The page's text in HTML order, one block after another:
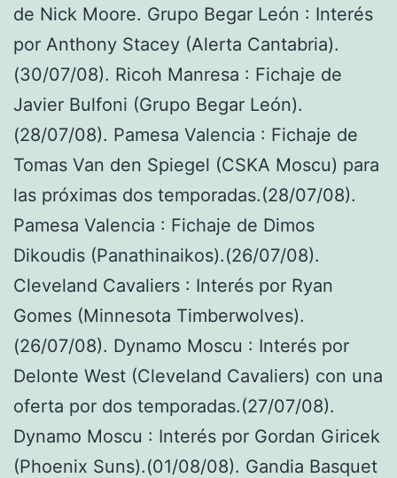
de Nick Moore. Grupo Begar León : Interés
por Anthony Stacey (Alerta Cantabria).
(30/07/08). Ricoh Manresa : Fichaje de
Javier Bulfoni (Grupo Begar León).
(28/07/08). Pamesa Valencia : Fichaje de
Tomas Van den Spiegel (CSKA Moscu) para
las próximas dos temporadas.(28/07/08).
Pamesa Valencia : Fichaje de Dimos
Dikoudis (Panathinaikos).(26/07/08).
Cleveland Cavaliers : Interés por Ryan
Gomes (Minnesota Timberwolves).
(26/07/08). Dynamo Moscu : Interés por
Delonte West (Cleveland Cavaliers) con una
oferta por dos temporadas.(27/07/08).
Dynamo Moscu : Interés por Gordan Giricek
(Phoenix Suns).(01/08/08). Gandia Basquet